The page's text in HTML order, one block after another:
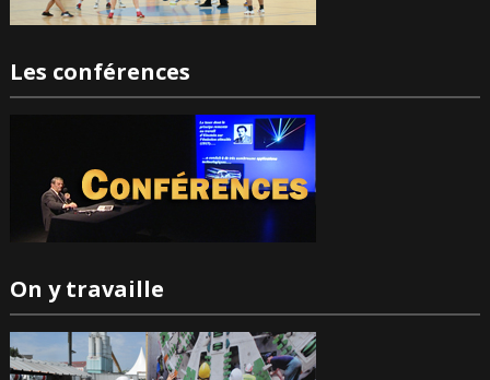
Les conférences
On y travaille